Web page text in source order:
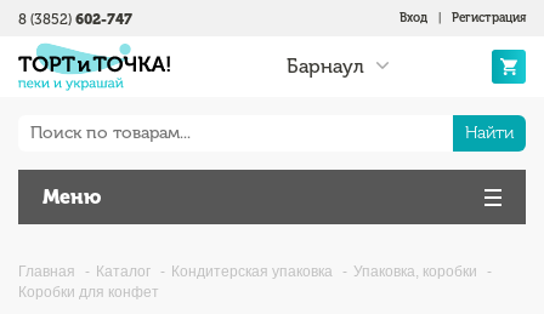
Вход Регистрация
Барнаул
8 (3852) 602-747
Найти
Меню
Главная Каталог Кондитерская упаковка
Упаковка, коробки
Коробки для конфет